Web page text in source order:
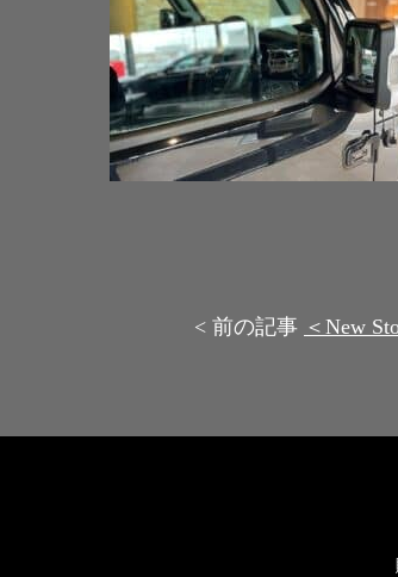
< 前の記事 ＜New